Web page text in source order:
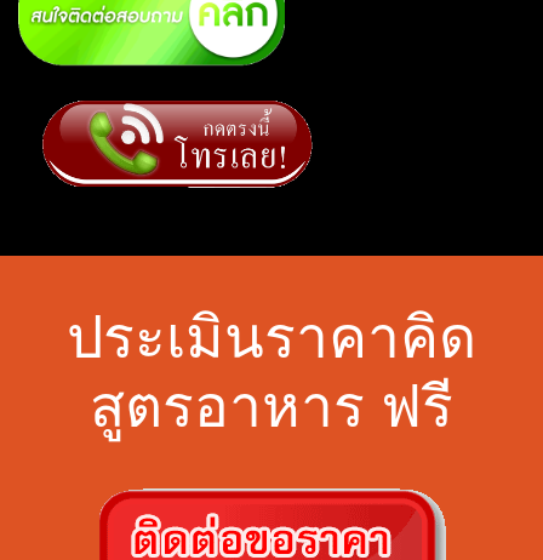
ประเมินราคาคิด
สูตรอาหาร ฟรี